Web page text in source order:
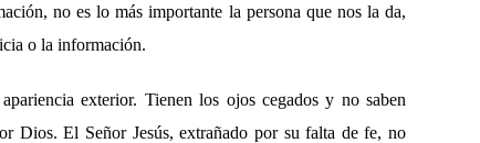
no es lo más importante la persona que nos la da,
o la información.
exterior. Tienen los ojos cegados y no saben
Dios. El Señor Jesús, extrañado por su falta de fe, no